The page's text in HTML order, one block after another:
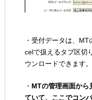
・受付データは、
celで扱えるタブ区切
ウンロードできます。
・ MTの管理画面から
ていて、ここでコン